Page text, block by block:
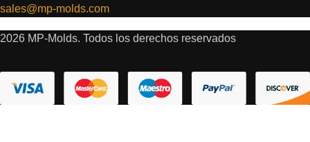
sales@mp-molds.com
2026 MP-Molds. Todos los derechos reservados